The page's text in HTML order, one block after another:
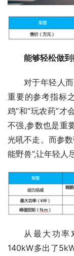
能够轻松做
对于年轻人
重要的参考指标
鸡”和“玩农药”才
不强,参数也是重
光吼不走。而参
能野兽”,让年轻人
从最大功率
140kW多出了